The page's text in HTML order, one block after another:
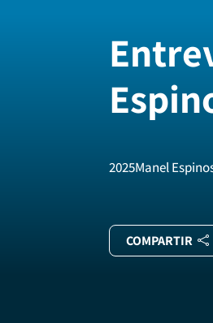
2025Manel
COMPARTIR